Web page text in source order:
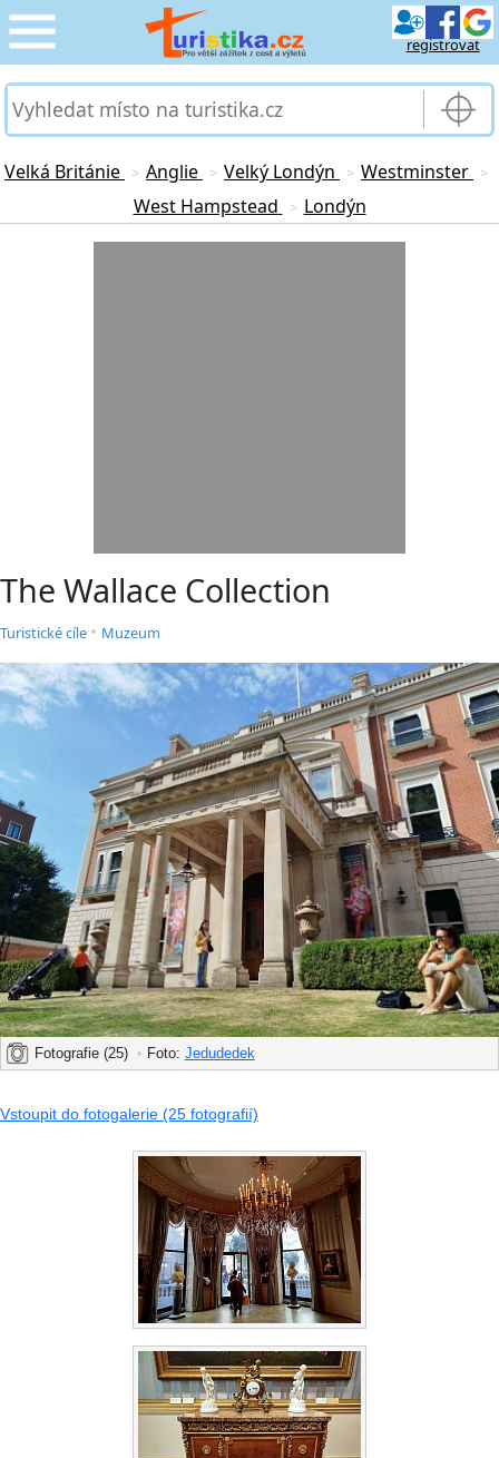
registrovat
CESTOVÁNÍ
PRO TURISTY ›
Velká Británie > Anglie > Velký Londýn > Westminster >
West Hampstead > Londýn
The Wallace Collection
Turistické cíle • Muzeum
Fotografie (25) • Foto: Jedudedek
Vstoupit do fotogalerie (25 fotografií)